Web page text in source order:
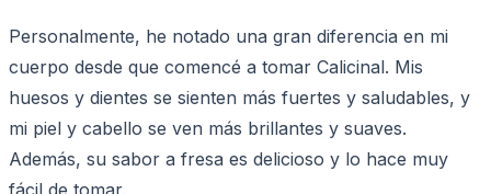
Personalmente, he notado una gran diferencia en mi
cuerpo desde que comencé a tomar Calicinal. Mis
huesos y dientes se sienten más fuertes y saludables, y
mi piel y cabello se ven más brillantes y suaves.
Además, su sabor a fresa es delicioso y lo hace muy
fácil de tomar.